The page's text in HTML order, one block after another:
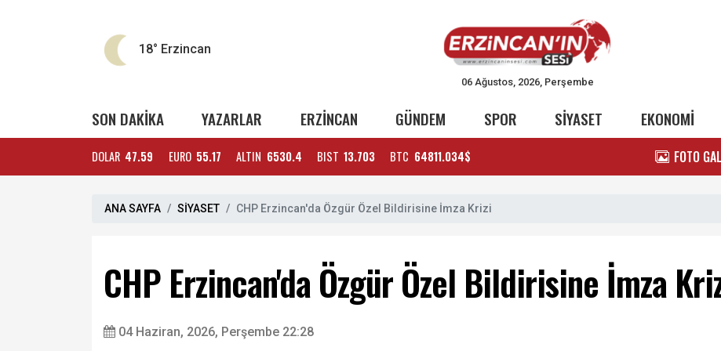
18° Erzincan
06 Ağustos, 2026, Perşembe
SON DAKİKA YAZARLAR ERZİNCAN GÜNDEM SPOR SİYASET EKONOMİ
DOLAR 47.59 EURO 55.17 ALTIN 6530.4 BIST 13.703 BTC 64811.034$ FOTO
ANA SAYFA SİYASET CHP Erzincan'da Özgür Özel Bildirisine İmza Krizi
CHP Erzincan'da Özgür Özel Bildirisine İmza
04 Haziran, 2026, Perşembe 22:28